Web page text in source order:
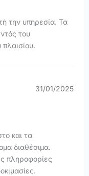
την υπηρεσία. Τα
του
31/01/2025
και τα
διαθέσιμα.
πληροφορίες